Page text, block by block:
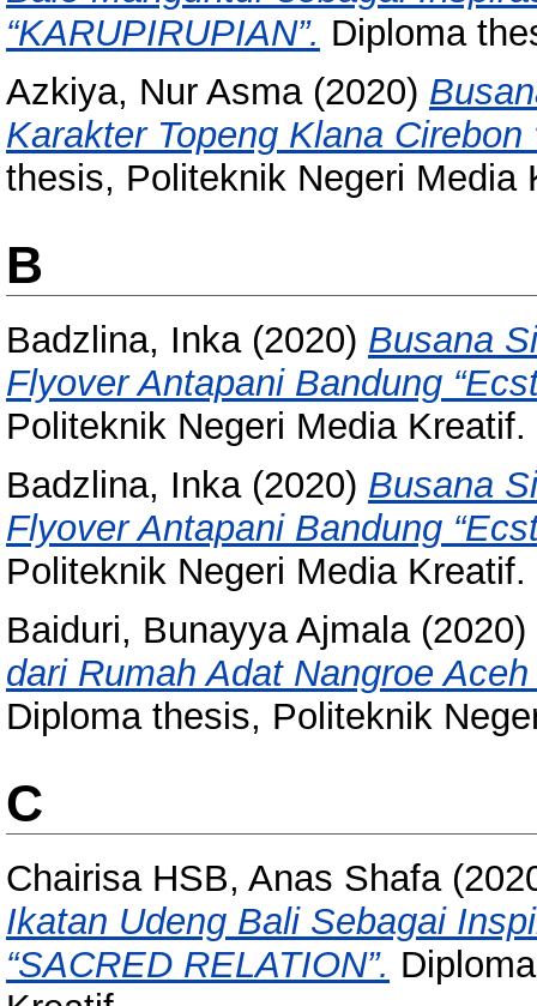
“KARUPIRUPIAN”. Diploma
Azkiya, Nur Asma(2020)
Karakter Topeng Klana Cirebon
thesis, Politeknik Negeri Media
B
Badzlina, Inka(2020) Busana
Flyover Antapani Bandung
Politeknik Negeri Media Kreatif.
Badzlina, Inka(2020) Busana
Flyover Antapani Bandung
Politeknik Negeri Media Kreatif.
Baiduri, Bunayya Ajmala(2020)
dari Rumah Adat Nangroe
Diploma thesis, Politeknik
C
Chairisa HSB, Anas Shafa
Ikatan Udeng Bali Sebagai
“SACRED RELATION”.